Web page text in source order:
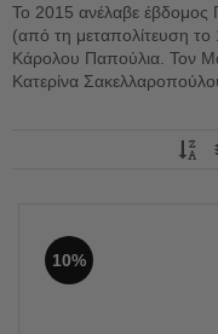
Το 2015 ανέλαβε έβδομος
(από τη μεταπολίτευση το
Κάρολου Παπούλια. Τον
Κατερίνα
10%